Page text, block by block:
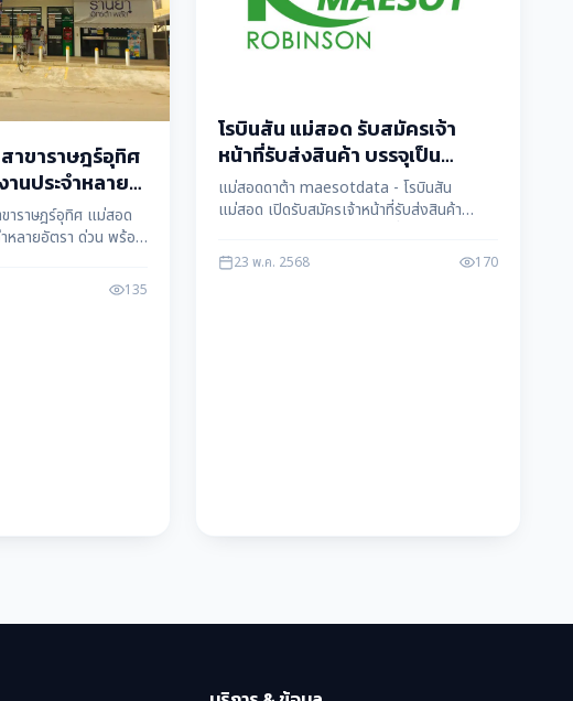
าขาราษฎร์อุทิศ
นประจำหลาย
ขาราษฎร์อุทิศ แม่สอด
หลายอัตรา ด่วน พร้อม
ห้ไว้ ข้อมูลโดย แม่สอด
135
โรบินสัน แม่สอด รับสมัครเจ้า
หน้าที่รับส่งสินค้า บรรจุเป็น
พนักงานประจำทันที
แม่สอดดาต้า maesotdata - โรบินสัน
แม่สอด เปิดรับสมัครเจ้าหน้าที่รับส่งสินค้า
สินค้า บันทึกข้อมูลในระบบ และดูแลสต็อก
สมัครง่าย ได้รับบรรจุเป็นพนักงานประจำทันที
23 พ.ค. 2568 170